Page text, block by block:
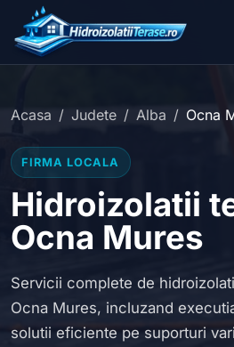
Acasa Judete Alba Ocna
FIRMA LOCALA
Hidroizolatii
Ocna Mures
Servicii complete de
Ocna Mures, incluzand
solutii eficiente pe suporturi